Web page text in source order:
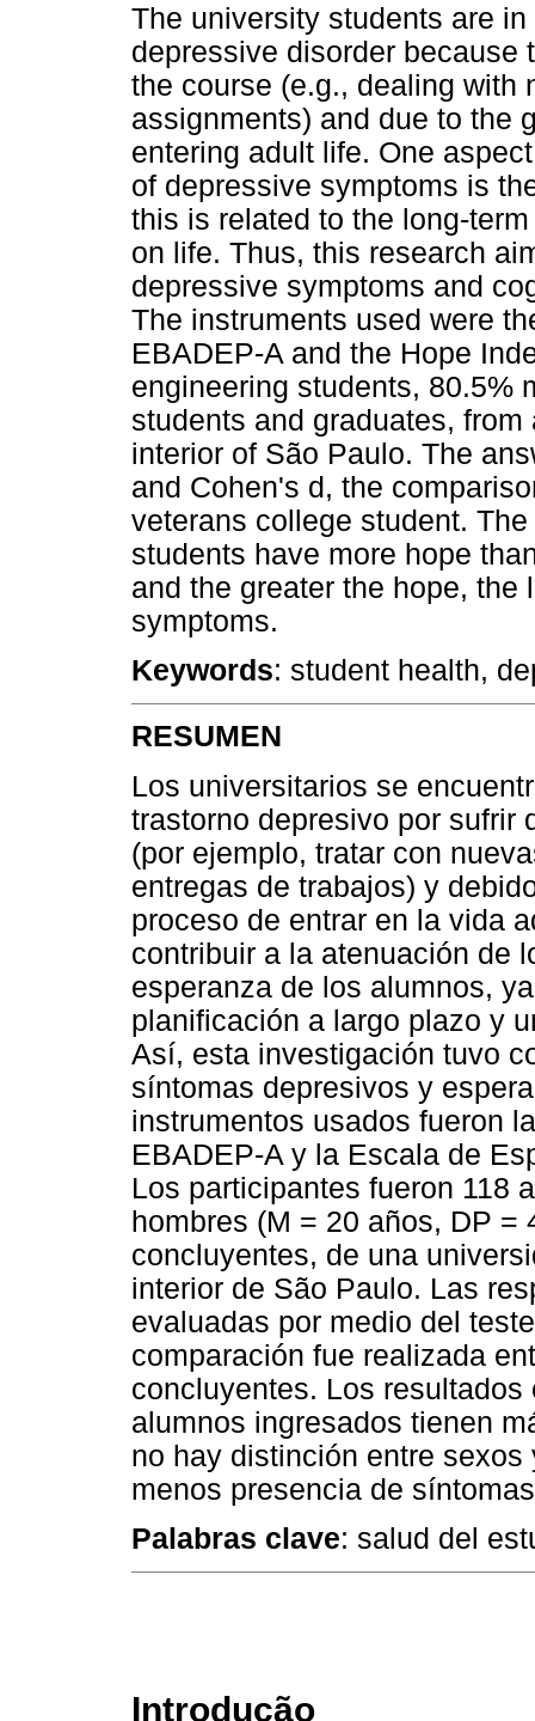
The university students are
depressive disorder because
the course (e.g., dealing with
assignments) and due to the
entering adult life. One
of depressive symptoms is
this is related to the long-
on life. Thus, this research
depressive symptoms and
The instruments used were
EBADEP-A and the Hope
engineering students, 80.5%
students and graduates,
interior of São Paulo. The
and Cohen's d, the
veterans college student.
students have more hope
and the greater the hope,
symptoms.
Keywords: student health,
RESUMEN
Los universitarios se
trastorno depresivo por sufrir
(por ejemplo, tratar con
entregas de trabajos) y
proceso de entrar en la vida
contribuir a la atenuación de
esperanza de los alumnos,
planificación a largo plazo y
Así, esta investigación tuvo
síntomas depresivos y
instrumentos usados fueron
EBADEP-A y la Escala de
Los participantes fueron 118
hombres (M = 20 años, DP =
concluyentes, de una
interior de São Paulo. Las
evaluadas por medio del
comparación fue realizada
concluyentes. Los
alumnos ingresados tienen
no hay distinción entre
menos presencia de
Palabras clave: salud del
Introdução